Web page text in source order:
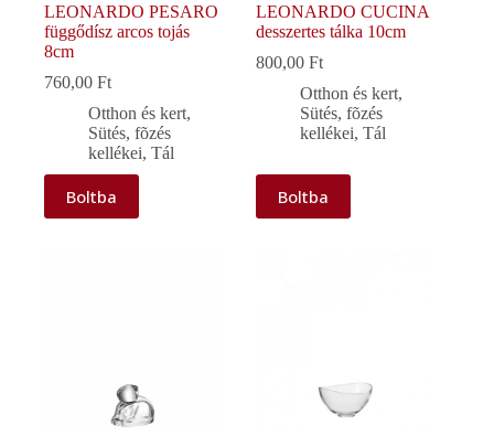
LEONARDO PESARO
függődísz arcos tojás
8cm
760,00 Ft
Otthon és kert,
Sütés, fõzés
kellékei, Tál
Boltba
LEONARDO CUCINA
desszertes tálka 10cm
800,00Ft
Otthon és kert,
Sütés, fõzés
kellékei,Tál
Boltba